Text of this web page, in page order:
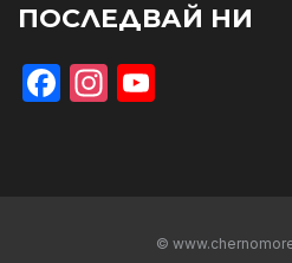
ПОСЛЕДВАЙ НИ
Facebook
Instagram
©